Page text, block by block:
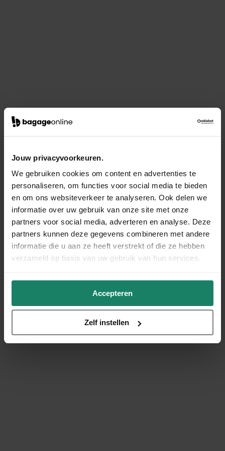
Jouw privacyvoorkeuren.
We gebruiken cookies om content en advertenties te
personaliseren, om functies voor social media te bieden
en om ons websiteverkeer te analyseren. Ook delen we
informatie over uw gebruik van onze site met onze
partners voor social media, adverteren en analyse. Deze
partners kunnen deze gegevens combineren met andere
informatie die u aan ze heeft verstrekt of die ze hebben
verzameld op basis van uw gebruik van hun services.
Accepteren
Zelf instellen